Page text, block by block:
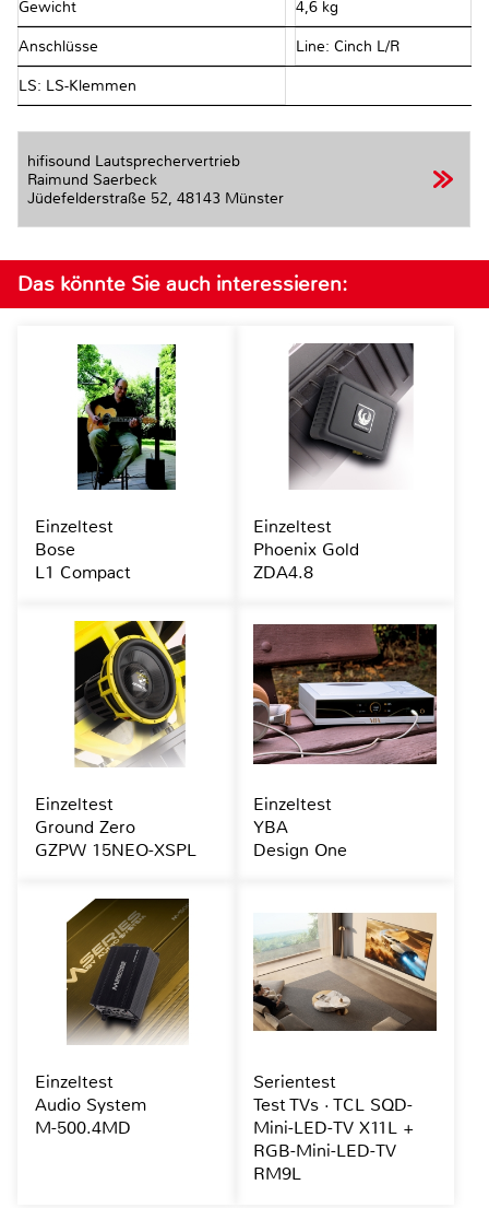
Gewicht 4,6 kg
Anschlüsse Line: Cinch L/R
LS: LS-Klemmen
hifisound Lautsprechervertrieb
Raimund Saerbeck
Jüdefelderstraße 52, 48143 Münster
Das könnte Sie auch interessieren:
Einzeltest
Bose
L1 Compact
Einzeltest
Phoenix Gold
ZDA4.8
Einzeltest
Ground Zero
GZPW 15NEO-XSPL
Einzeltest
YBA
Design One
Einzeltest
Audio System
M-500.4MD
Serientest
Test TVs · TCL SQD-
Mini-LED-TV X11L +
RGB-Mini-LED-TV
RM9L